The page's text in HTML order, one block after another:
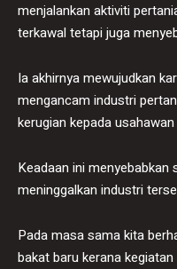
menjalankan aktiviti
terkawal tetapi juga
Ia akhirnya mewujudkan
mengancam industri
kerugian kepada
Keadaan ini
meninggalkan industri
Pada masa sama kita
bakat baru kerana